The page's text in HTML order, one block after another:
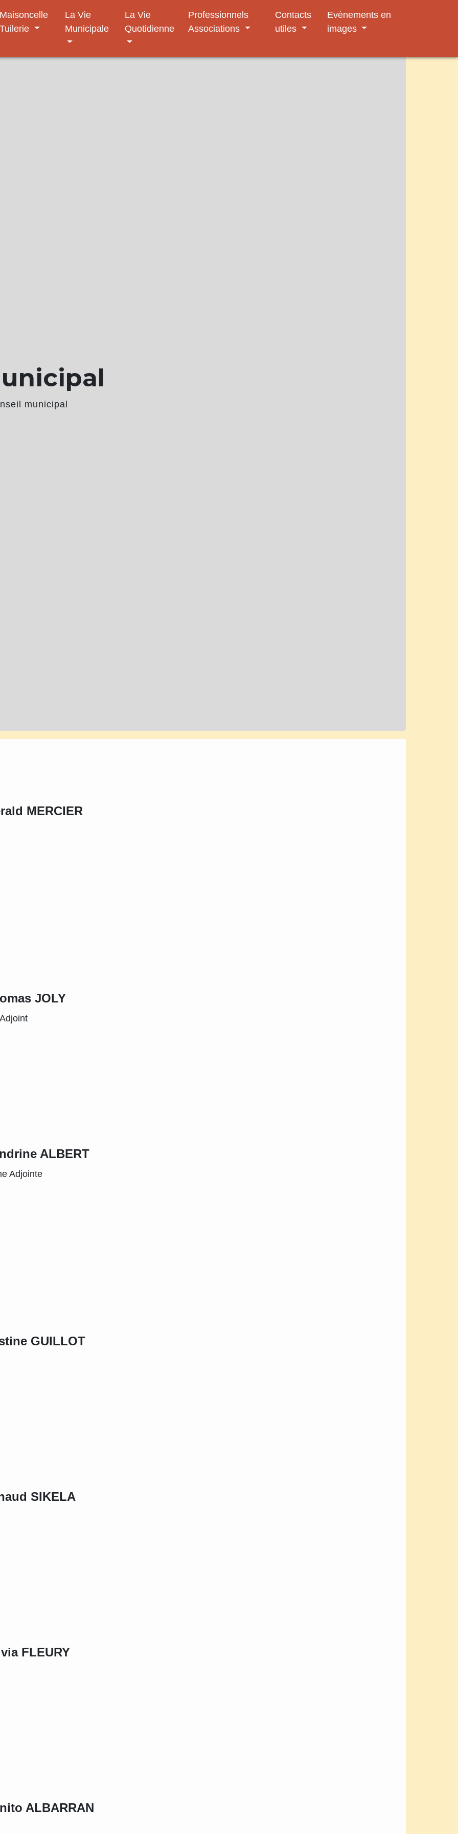
Maisoncelle
Tuilerie
La Vie
Municipale
La Vie
Quotidienne
Professionnels
Associations
Contacts
utiles
Evènements en
images
municipal
MERCIER
JOLY
ALBERT
Adjointe
GUILLOT
SIKELA
FLEURY
ALBARRAN